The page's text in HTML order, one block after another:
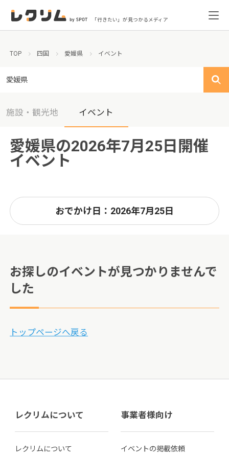
「行きたい」が見つかるメディア
TOP 四国 愛媛県 イベント
愛媛県
施設・観光地 イベント
愛媛県の2026年7月25日開催
イベント
おでかけ日：2026年7月25日
お探しのイベントが見つかりませんで
した
トップページへ戻る
レクリムについて
レクリムについて
事業者様向け
イベントの掲載依頼